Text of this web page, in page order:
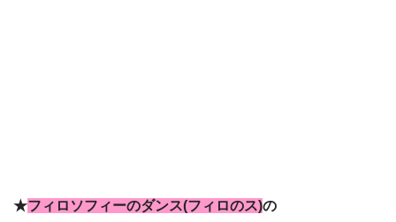
★フィロソフィーのダンス(フィロのス)の